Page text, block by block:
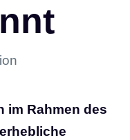
im Rahmen des